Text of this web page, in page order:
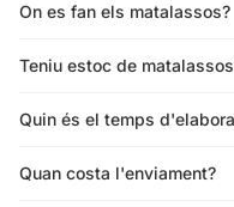
On es fan els matalassos?
Teniu estoc de
Quin és el temps
Quan costa l'enviament?